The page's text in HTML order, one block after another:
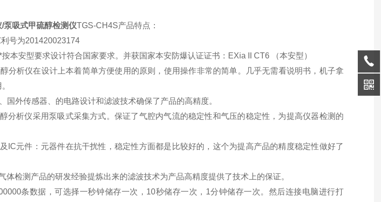
/泵吸式甲硫醇检测仪TGS-CH4S产品特点：
号为201420023174
本安型要求设计符合国家要求。并获国家本安防爆认证证书：EXia II CT6 （本安型）
分析仪在设计上本着简单方便使用的原则，使用操作非常的简单。几乎无需看说明书，机子拿
国外传感器、的电路设计和滤波技术确保了产品的高精度。
分析仪采用泵吸式采集方式。保证了气腔内气流的稳定性和气压的稳定性，为提高仪器检测的
IC元件：元器件在抗干扰性，稳定性方面都是比较好的，这个为提高产品的精度稳定性做好了
体检测产品的研发经验提炼出来的滤波技术为产品高精度提供了技术上的保证。
条数据，可选择一秒钟储存一次，10秒储存一次，1分钟储存一次。然后连接电脑进行打